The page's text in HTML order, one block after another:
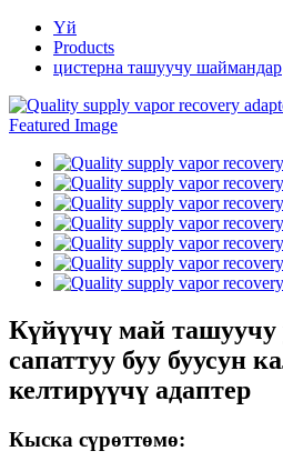
Үй
Products
цистерна ташуучу шаймандар
Күйүүчү май ташуучу
сапаттуу буу буусун
келтирүүчү адаптер
Кыска сүрөттөмө: